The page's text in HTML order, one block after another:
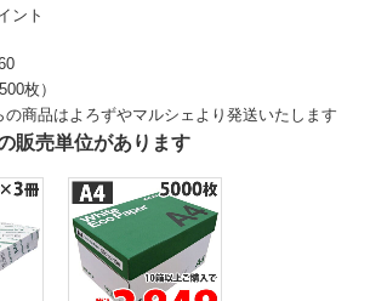
ント
枚）
の商品はよろずやマルシェより発送いたします
販売単位があります